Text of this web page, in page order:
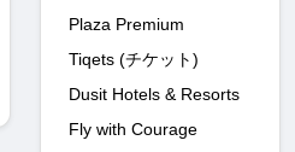
Plaza Premium
Tiqets (チケット)
Dusit Hotels & Resorts
Fly with Courage